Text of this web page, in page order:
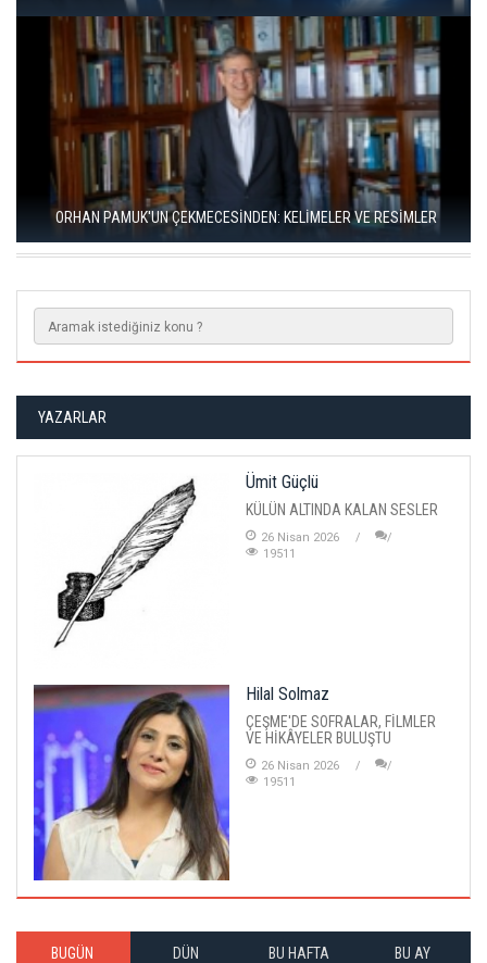
RIZA SÖNMEZ: ‘ANADOLU, SANILDIĞINDAN ÇOK DAHA VEGAN"
YAZARLAR
Ümit Güçlü
KÜLÜN ALTINDA KALAN SESLER
26 Nisan 2026
19511
Hilal Solmaz
ÇEŞME'DE SOFRALAR, FİLMLER
VE HİKÂYELER BULUŞTU
26 Nisan 2026
19511
BUGÜN DÜN BU HAFTA BU AY